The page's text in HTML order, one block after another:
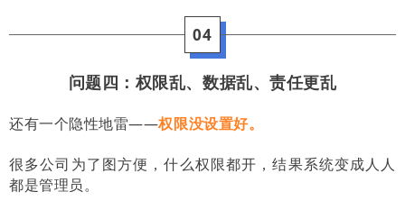
04
问题四：权限乱、数据乱、责任更乱
还有一个隐性地雷——权限没设置好。
很多公司为了图方便，什么权限都开，结果系统变成人人
都是管理员。